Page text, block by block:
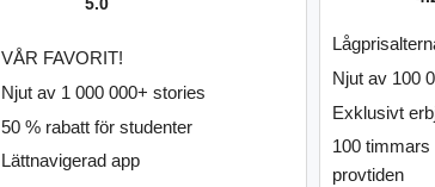
VÅR FAVORIT!
Njut av 1 000 000+ stories
50 % rabatt för studenter
Lättnavigerad app
Njut av 100
Exklusivt
100
provtiden